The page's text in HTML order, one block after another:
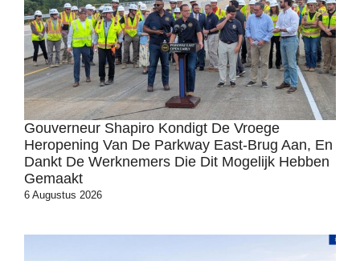
Gouverneur Shapiro Kondigt De Vroege
Heropening Van De Parkway East-Brug Aan, En
Dankt De Werknemers Die Dit Mogelijk Hebben
Gemaakt
6 Augustus 2026